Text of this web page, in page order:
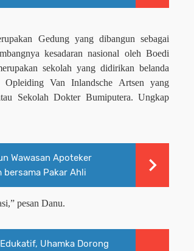
Gedung yang dibangun sebagai
kesadaran nasional oleh Boedi
sekolah yang didirikan belanda
Van Inlandsche Artsen yang
Sekolah Dokter Bumiputera. Ungkap
Wawasan Apoteker
Pakar Ahli
pesan Danu.
Uhamka Dorong